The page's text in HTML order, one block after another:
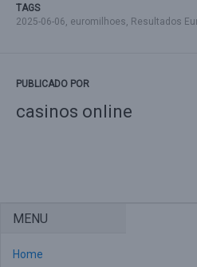
TAGS
2025-06-06, euromilhoes, Resultados
PUBLICADO POR
casinos online
MENU
Home